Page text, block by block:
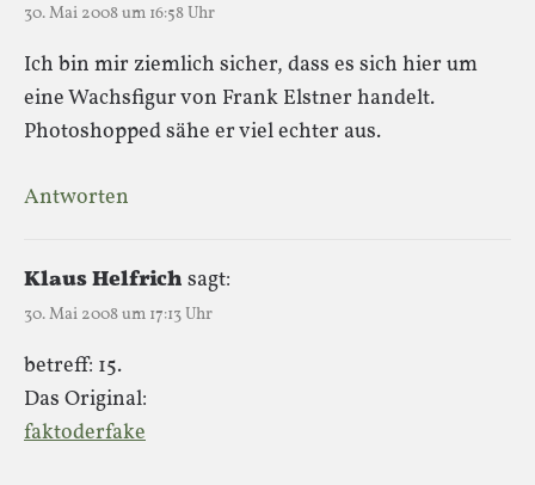
30. Mai 2008 um 16:58 Uhr
Ich bin mir ziemlich sicher, dass es sich hier um
eine Wachsfigur von Frank Elstner handelt.
Photoshopped sähe er viel echter aus.
Antworten
Klaus Helfrich sagt:
30. Mai 2008 um 17:13 Uhr
betreff: 15.
Das Original:
faktoderfake